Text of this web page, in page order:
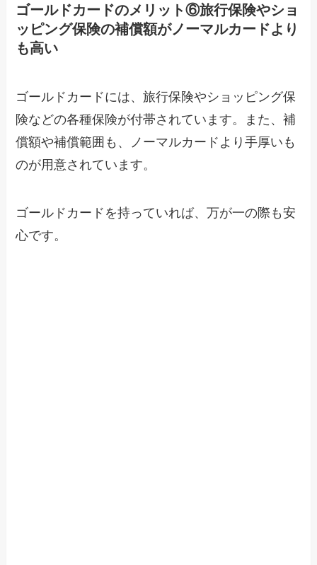
ゴールドカードのメリット⑥旅行保険やショ
ッピング保険の補償額がノーマルカードより
も高い
ゴールドカードには、旅行保険やショッピング保
険などの各種保険が付帯されています。また、補
償額や補償範囲も、ノーマルカードより手厚いも
のが用意されています。
ゴールドカードを持っていれば、万が一の際も安
心です。